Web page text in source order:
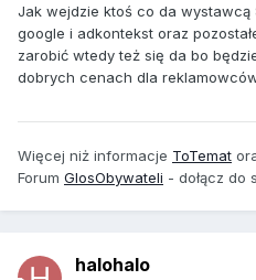
Jak wejdzie ktoś co da wystawcą
google i adkontekst oraz
zarobić wtedy też się da bo
dobrych cenach dla
Więcej niż informacje ToTemat
Forum GlosObywateli - dołącz do
halohalo